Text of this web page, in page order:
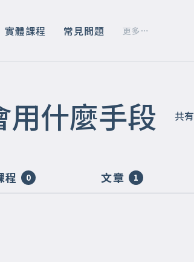
實體課程 常見問題 更多
用什麼手段 共有
程 0 文章 1